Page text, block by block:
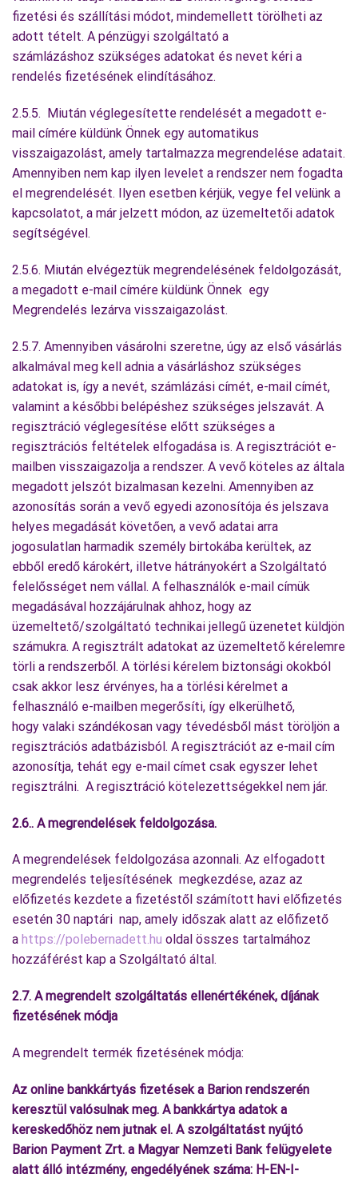
fizetési és szállítási módot, mindemellett törölheti az
adott tételt. A pénzügyi szolgáltató a
számlázáshoz szükséges adatokat és nevet kéri a
rendelés fizetésének elindításához.
2.5.5. Miután véglegesítette rendelését a megadott e-
mail címére küldünk Önnek egy automatikus
visszaigazolást, amely tartalmazza megrendelése adatait.
Amennyiben nem kap ilyen levelet a rendszer nem fogadta
el megrendelését. Ilyen esetben kérjük, vegye fel velünk a
kapcsolatot, a már jelzett módon, az üzemeltetői adatok
segítségével.
2.5.6. Miután elvégeztük megrendelésének feldolgozását,
a megadott e-mail címére küldünk Önnek egy
Megrendelés lezárva visszaigazolást.
2.5.7. Amennyiben vásárolni szeretne, úgy az első vásárlás
alkalmával meg kell adnia a vásárláshoz szükséges
adatokat is, így a nevét, számlázási címét, e-mail címét,
valamint a későbbi belépéshez szükséges jelszavát. A
regisztráció véglegesítése előtt szükséges a
regisztrációs feltételek elfogadása is. A regisztrációt e-
mailben visszaigazolja a rendszer. A vevő köteles az általa
megadott jelszót bizalmasan kezelni. Amennyiben az
azonosítás során a vevő egyedi azonosítója és jelszava
helyes megadását követően, a vevő adatai arra
jogosulatlan harmadik személy birtokába kerültek, az
ebből eredő károkért, illetve hátrányokért a Szolgáltató
felelősséget nem vállal. A felhasználók e-mail címük
megadásával hozzájárulnak ahhoz, hogy az
üzemeltető/szolgáltató technikai jellegű üzenetet küldjön
számukra. A regisztrált adatokat az üzemeltető kérelemre
törli a rendszerből. A törlési kérelem biztonsági okokból
csak akkor lesz érvényes, ha a törlési kérelmet a
felhasználó e-mailben megerősíti, így elkerülhető,
hogy valaki szándékosan vagy tévedésből mást töröljön a
regisztrációs adatbázisból. A regisztrációt az e-mail cím
azonosítja, tehát egy e-mail címet csak egyszer lehet
regisztrálni. A regisztráció kötelezettségekkel nem jár.
2.6.. A megrendelések feldolgozása.
A megrendelések feldolgozása azonnali. Az elfogadott
megrendelés teljesítésének megkezdése, azaz az
előfizetés kezdete a fizetéstől számított havi előfizetés
esetén 30 naptári nap, amely időszak alatt az előfizető
a https://polebernadett.hu oldal összes tartalmához
hozzáférést kap a Szolgáltató által.
2.7. A megrendelt szolgáltatás ellenértékének, díjának
fizetésének módja
A megrendelt termék fizetésének módja:
Az online bankkártyás fizetések a Barion rendszerén
keresztül valósulnak meg. A bankkártya adatok a
kereskedőhöz nem jutnak el. A szolgáltatást nyújtó
Barion Payment Zrt. a Magyar Nemzeti Bank felügyelete
alatt álló intézmény, engedélyének száma: H-EN-I-